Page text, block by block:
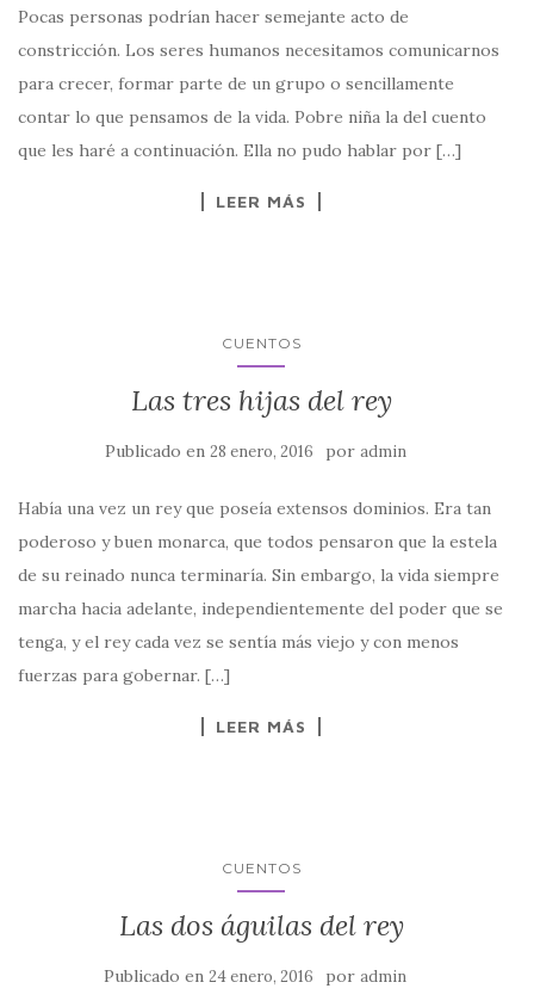
Pocas personas podrían hacer semejante acto de
constricción. Los seres humanos necesitamos comunicarnos
para crecer, formar parte de un grupo o sencillamente
contar lo que pensamos de la vida. Pobre niña la del cuento
que les haré a continuación. Ella no pudo hablar por […]
LEER MÁS
CUENTOS
Las tres hijas del rey
Publicado en 28 enero, 2016 por admin
Había una vez un rey que poseía extensos dominios. Era tan
poderoso y buen monarca, que todos pensaron que la estela
de su reinado nunca terminaría. Sin embargo, la vida siempre
marcha hacia adelante, independientemente del poder que se
tenga, y el rey cada vez se sentía más viejo y con menos
fuerzas para gobernar. […]
LEER MÁS
CUENTOS
Las dos águilas del rey
Publicado en 24 enero, 2016 por admin